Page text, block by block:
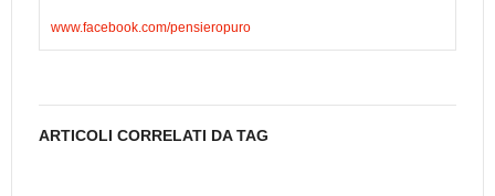
www.facebook.com/pensieropuro
ARTICOLI CORRELATI DA TAG